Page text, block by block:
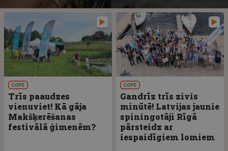
COPE
Trīs paaudzes
vienuviet! Kā gāja
Makšķerēšanas
festivālā ģimenēm?
COPE
Gandrīz trīs zivis
minūtē! Latvijas jaunie
spiningotāji Rīgā
pārsteidz ar
iespaidīgiem lomiem